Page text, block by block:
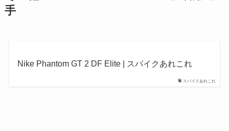
手
スパイクあれこれ
Nike Phantom GT 2 DF Elite | スパイクあれこれ